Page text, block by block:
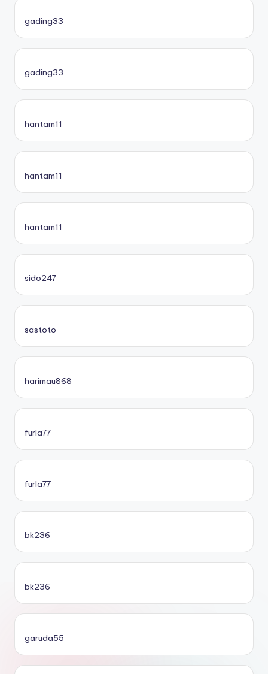
gading33
gading33
hantam11
hantam11
hantam11
sido247
sastoto
harimau868
furla77
furla77
bk236
bk236
garuda55